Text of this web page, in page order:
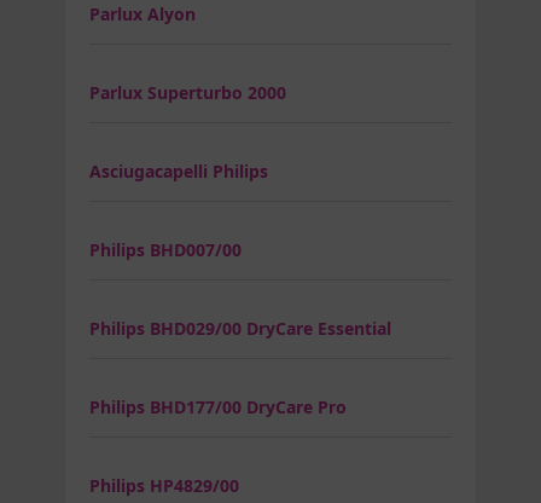
Parlux Alyon
Parlux Superturbo 2000
Asciugacapelli Philips
Philips BHD007/00
Philips BHD029/00 DryCare Essential
Philips BHD177/00 DryCare Pro
Philips HP4829/00